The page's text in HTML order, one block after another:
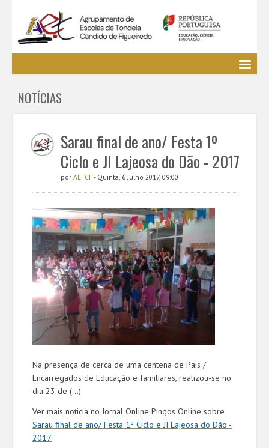
EE / Alunos
Cursos Profissionais
Bibliotecas
Media AETCF
Legislação
Utilizador não identificado. (Entrar)
NOTÍCIAS
Sarau final de ano/ Festa 1º
Ciclo e JI Lajeosa do Dão - 2017
por AETCF- Quinta, 6 Julho 2017, 09:00
Na presença de cerca de uma centena de Pais /
Encarregados de Educação e familiares, realizou-se no
dia 23 de (...)
Ver mais noticia no Jornal Online Pingos Online sobre
Sarau final de ano/ Festa 1º Ciclo e JI Lajeosa do Dão -
2017